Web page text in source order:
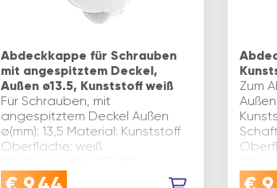
Abdeckkappe für Schrauben
mit angespitztem Deckel,
Außen ø13.5, Kunststoff weiß
Für Schrauben, mit
angespitztem Deckel Außen
ø(mm): 13,5 Material: Kunststoff
Oberfläche: weiß
Zum